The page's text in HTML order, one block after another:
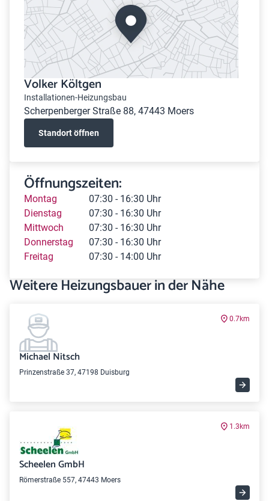
Volker Költgen
Installationen-Heizungsbau
Scherpenberger Straße 88, 47443 Moers
Standort öffnen
Öffnungszeiten:
Montag
07:30 - 16:30 Uhr
Dienstag
07:30 - 16:30 Uhr
Mittwoch
07:30 - 16:30 Uhr
Donnerstag
07:30 - 16:30 Uhr
Freitag
07:30 - 14:00 Uhr
Weitere Heizungsbauer in der Nähe
0.7km
Michael Nitsch
Prinzenstraße 37, 47198 Duisburg
1.3km
Scheelen GmbH
Römerstraße 557, 47443 Moers